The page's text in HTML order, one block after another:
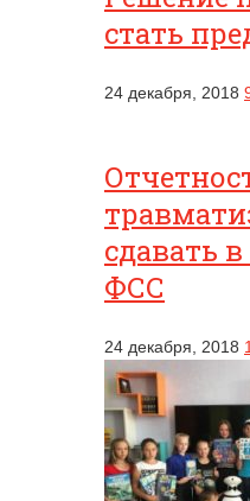
стать
24 декабря, 2018
сдавать
ФСС
24 декабря, 2018